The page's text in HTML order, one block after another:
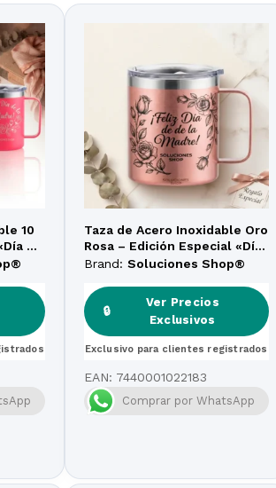
10
de
Taza de Acero Inoxidable Oro
Rosa – Edición Especial «Día
de la Madre»
Brand: Soluciones Shop®
🔒
Ver Precios
Exclusivos
Exclusivo para clientes registrados
EAN: 7440001022183
Comprar por WhatsApp